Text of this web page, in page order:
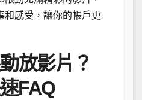
和感受，讓你的帳戶更
放影片？
FAQ